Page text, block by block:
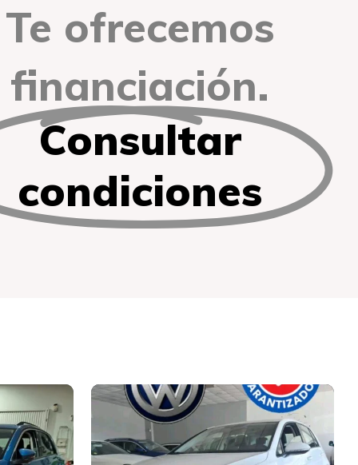
Te ofrecemos
financiación.
Consultar
condiciones